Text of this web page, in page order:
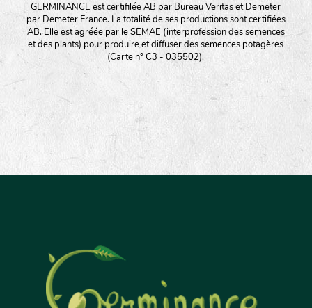
GERMINANCE est certifilée AB par Bureau Veritas et Demeter
par Demeter France. La totalité de ses productions sont certifiées
AB. Elle est agréée par le SEMAE (interprofession des semences
et des plants) pour produire et diffuser des semences potagères
(Carte n° C3 - 035502).